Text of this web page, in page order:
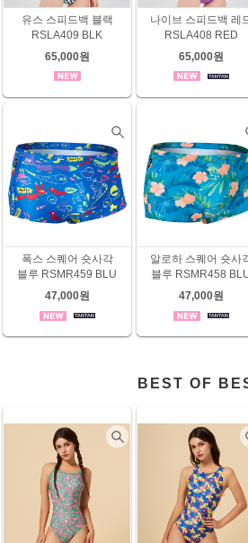
유스 스피드백 블랙
RSLA409 BLK
65,000원
나이브 스피드백 레
RSLA408 RED
65,000원
폭스 스퀘어 숏사각
블루 RSMR459 BLU
47,000원
알로하 스퀘어 숏사
블루 RSMR458
47,000원
BEST OF